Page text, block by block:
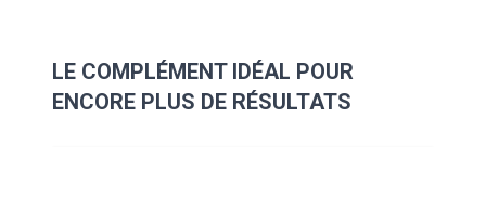
LE COMPLÉMENT IDÉAL POUR
ENCORE PLUS DE RÉSULTATS